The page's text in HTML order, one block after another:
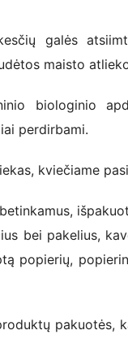
galės
maisto
biologinio
perdirbami.
kviečiame
bei pakelius,
popierių,
pakuotės,